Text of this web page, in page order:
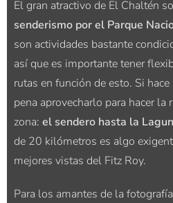
El gran atractivo de El Chaltén
senderismo por el Parque
son actividades bastante
así que es importante tener
rutas en función de esto. Si
pena aprovecharlo para hacer la
zona: el sendero hasta la
de 20 kilómetros es algo
mejores vistas del Fitz Roy.
Para los amantes de la